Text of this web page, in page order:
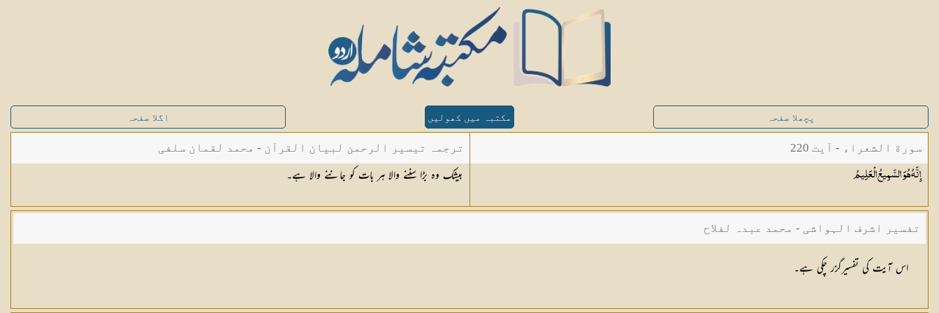
پچھلا صفحہ مکتبہ میں کھولیں اگلا صفحہ
سورة الشعراء - آیت 220
إِنَّهُ هُوَ السَّمِيعُالْعَلِيمُ
ترجمہ تیسیر الرحمن لبیان القرآن - محمد لقمان سلفی
بیشک وہ بڑا سننے والا ہر بات کو جاننے والا ہے۔
تفسیر اشرف الہواشی - محمد عبدہ لفلاح
اس آیت کی تفسیرگزر چکی ہے۔